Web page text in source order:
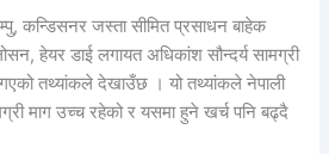
कन्डिसनर जस्ता सीमित प्रसाधन बाहेक
हेयर डाई लगायत अधिकांश सौन्दर्य सामग्री
तथ्यांकले देखाउँछ । यो तथ्यांकले नेपाली
माग उच्च रहेको र यसमा हुने खर्च पनि बढ्दै